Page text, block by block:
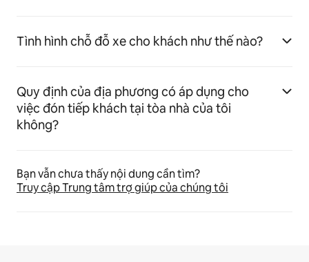
Tình hình chỗ đỗ xe cho khách như thế nào?
Quy định của địa phương có áp dụng cho
việc đón tiếp khách tại tòa nhà của tôi
không?
Bạn vẫn chưa thấy nội dung cần tìm?
Truy cập Trung tâm trợ giúp của chúng tôi